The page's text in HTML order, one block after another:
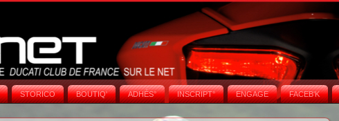
STORICO BOUTIQ' ADHÉS° INSCRIPT° ENGAGE FACEB'K